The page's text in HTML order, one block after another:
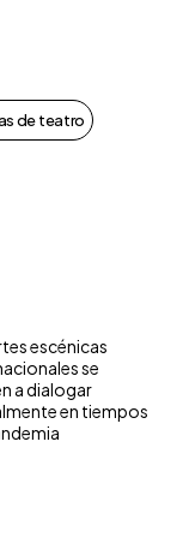
de teatro
escénicas
se
a dialogar
en tiempos